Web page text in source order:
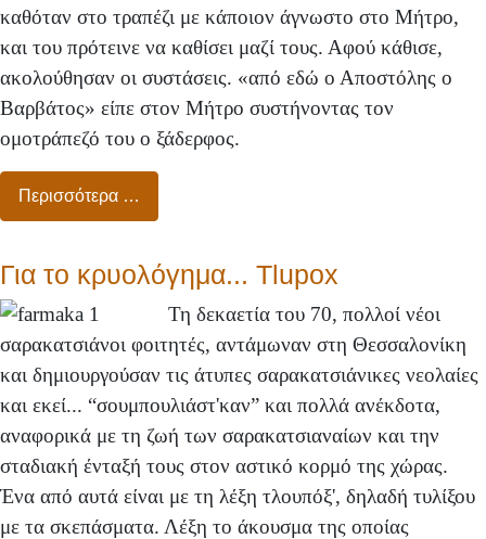
καθόταν στο τραπέζι με κάποιον άγνωστο στο Μήτρο,
και του πρότεινε να καθίσει μαζί τους. Αφού κάθισε,
ακολούθησαν οι συστάσεις. «από εδώ ο Αποστόλης ο
Βαρβάτος» είπε στον Μήτρο συστήνοντας τον
ομοτράπεζό του ο ξάδερφος.
Περισσότερα …
Για το κρυολόγημα... Tlupox
Τη δεκαετία του 70, πολλοί νέοι
σαρακατσιάνοι φοιτητές, αντάμωναν στη Θεσσαλονίκη
και δημιουργούσαν τις άτυπες σαρακατσιάνικες νεολαίες
και εκεί... “σουμπουλιάστ'καν” και πολλά ανέκδοτα,
αναφορικά με τη ζωή των σαρακατσιαναίων και την
σταδιακή ένταξή τους στον αστικό κορμό της χώρας.
Ένα από αυτά είναι με τη λέξη τλουπόξ', δηλαδή τυλίξου
με τα σκεπάσματα. Λέξη το άκουσμα της οποίας